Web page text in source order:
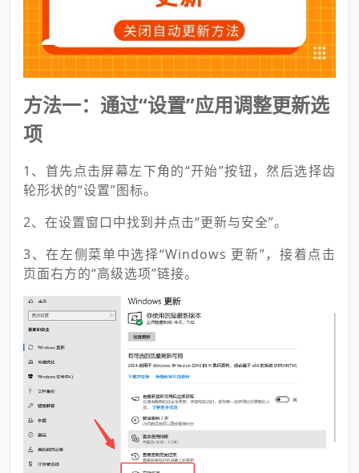
方法一：通过“设置”应用调整更新选
项
1、首先点击屏幕左下角的“开始”按钮，然后选择齿
轮形状的“设置”图标。
2、在设置窗口中找到并点击“更新与安全”。
3、在左侧菜单中选择“Windows 更新”，接着点击
页面右方的“高级选项”链接。